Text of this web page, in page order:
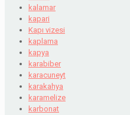
kalamar
kapari
Kapı vizesi
kaplama
kapya
karabiber
karacuneyt
karakahya
karamelize
karbonat